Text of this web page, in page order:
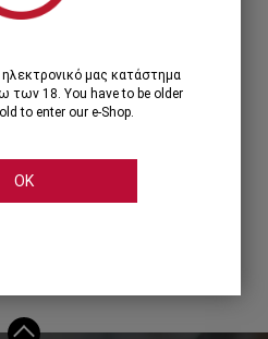
ΜΕ ...
ηλεκτρονικό μας κατάστημα
των 18. You have to be older
to enter our e-Shop.
OK